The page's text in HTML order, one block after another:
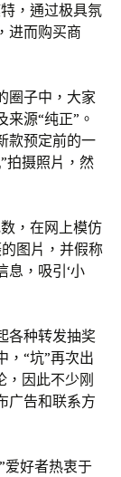
，通过极具氛
进而购买商
圈子中，大家
源“纯正”。
款预定前的一
拍摄照片，然
，在网上模仿
图片，并假称
息，吸引‘小
各种转发抽奖
，“坑”再次出
，因此不少刚
广告和联系方
爱好者热衷于